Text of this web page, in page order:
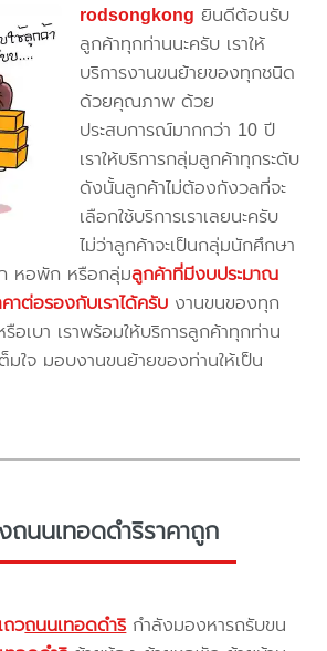
rodsongkong ยินดีต้อนรับ
ลูกค้าทุกท่านนะครับ เราให้
บริการงานขนย้ายของทุกชนิด
ด้วยคุณภาพ ด้วย
ประสบการณ์มากกว่า 10 ปี
เราให้บริการกลุ่มลูกค้าทุกระดับ
ดังนั้นลูกค้าไม่ต้องกังวลที่จะ
เลือกใช้บริการเราเลยนะครับ
ไม่ว่าลูกค้าจะเป็นกลุ่มนักศึกษา
หอพัก หรือกลุ่มลูกค้าที่มีงบประมาณ
าต่อรองกับเราได้ครับ งานขนของทุก
รือเบา เราพร้อมให้บริการลูกค้าทุกท่าน
มใจ มอบงานขนย้ายของท่านให้เป็น
ถนนเทอดดำริราคาถูก
วถนนเทอดดำริ กำลังมองหารถรับขน